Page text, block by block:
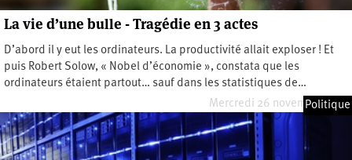
La vie d’une bulle - Tragédie en 3 actes
D’abord il y eut les ordinateurs. La productivité allait exploser ! Et
puis Robert Solow, « Nobel d’économie », constata que les
ordinateurs étaient partout… sauf dans les statistiques de…
Mercredi 26 novembre 2025
Politique